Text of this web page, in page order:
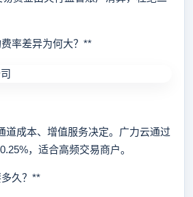
率差异为何大？**
成本、增值服务决定。广力云通过
，适合高频交易商户。
久？**